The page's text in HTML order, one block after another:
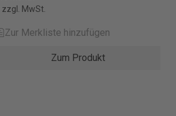
Rechtsprechung und sorgfältig
Gesetzestexte. Kommentare
Handbücher Becker/Kingreen, SGB V
Highlight Kasseler Kommentar
MwSt.
Zur Merkliste hinzufügen
Zum Produkt